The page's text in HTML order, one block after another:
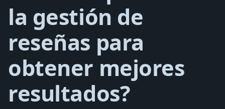
la gestión de
reseñas para
obtener mejores
resultados?